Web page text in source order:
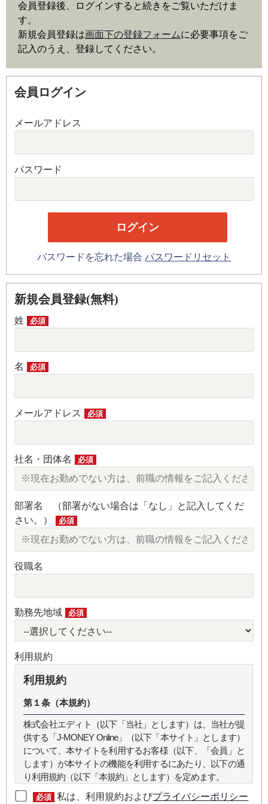
会員登録後、ログインすると続きをご覧いただけま
す。
新規会員登録は画面下の登録フォームに必要事項をご
記入のうえ、登録してください。
会員ログイン
メールアドレス
パスワード
パスワードを忘れた場合 パスワードリセット
新規会員登録(無料)
姓 必須
名 必須
メールアドレス 必須
社名・団体名 必須
部署名 （部署がない場合は「なし」と記入してくだ
さい。）
必須
役職名
勤務先地域 必須
利用規約
利用規約
第１条（本規約）
株式会社エディト（以下「当社」とします）は、当社が提
供する「J-MONEY Online」（以下「本サイト」とします）
について、本サイトを利用するお客様（以下、「会員」と
します）が本サイトの機能を利用するにあたり、以下の通
り利用規約（以下「本規約」とします）を定めます。
必須 私は、利用規約およびプライバシーポリシー